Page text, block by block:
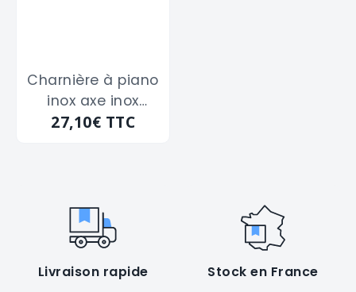
Charnière à piano
inox axe inox
MONIN "472670"
27,10€ TTC
Livraison rapide Stock en France